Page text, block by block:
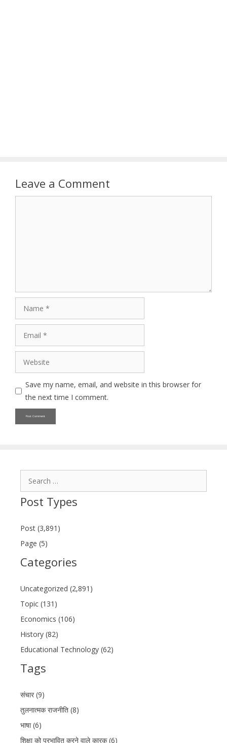
Leave a Comment
Website
Save my name, email, and website in this browser for
the next time I comment.
Post Types
Post (3,891)
Page (5)
Categories
Uncategorized (2,891)
Topic (131)
Economics (106)
History (82)
Educational Technology (62)
Tags
संचार (9)
तुलनात्मक राजनीति (8)
भाषा (6)
शिक्षा को प्रभावित करने वाले कारक (6)